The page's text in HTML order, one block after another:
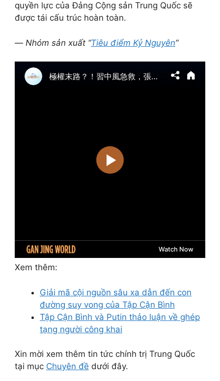
quyền lực của Đảng Cộng sản Trung Quốc sẽ
được tái cấu trúc hoàn toàn.
— Nhóm sản xuất “Tiêu điểm Kỷ Nguyên”
Xem thêm:
Giải mã cội nguồn sâu xa dẫn đến con
đường suy vong của Tập Cận Bình
Tập Cận Bình và Putin thảo luận về ghép
tạng người công khai
Xin mời xem thêm tin tức chính trị Trung Quốc
tại mục Chuyên đề dưới đây.